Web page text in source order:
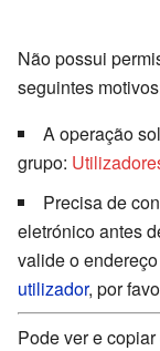
Não possui
seguintes
A operação
grupo:
Precisa de
eletrónico antes
valide o
utilizador, por
Pode ver e